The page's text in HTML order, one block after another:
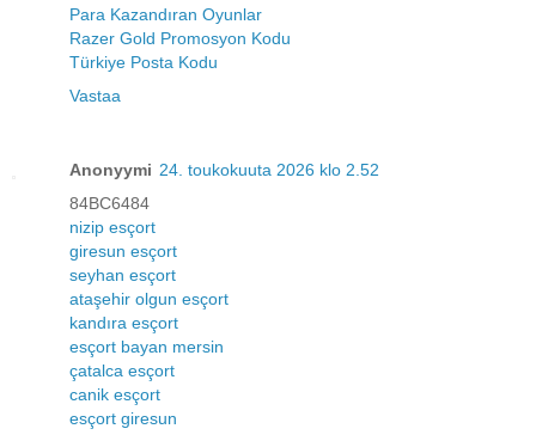
Para Kazandıran Oyunlar
Razer Gold Promosyon Kodu
Türkiye Posta Kodu
Vastaa
Anonyymi 24. toukokuuta 2026 klo 2.52
84BC6484
nizip esçort
giresun esçort
seyhan esçort
ataşehir olgun esçort
kandıra esçort
esçort bayan mersin
çatalca esçort
canik esçort
esçort giresun